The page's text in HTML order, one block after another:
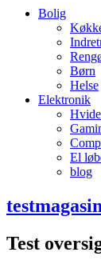
Bolig
Børn
Helse
Elektronik
El
blog
testmagasin
Test